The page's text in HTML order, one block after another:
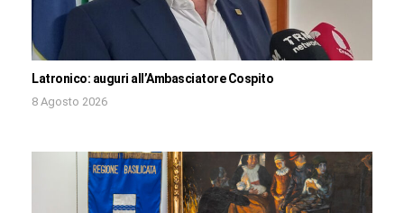
Latronico: auguri all’Ambasciatore Cospito
8 Agosto 2026